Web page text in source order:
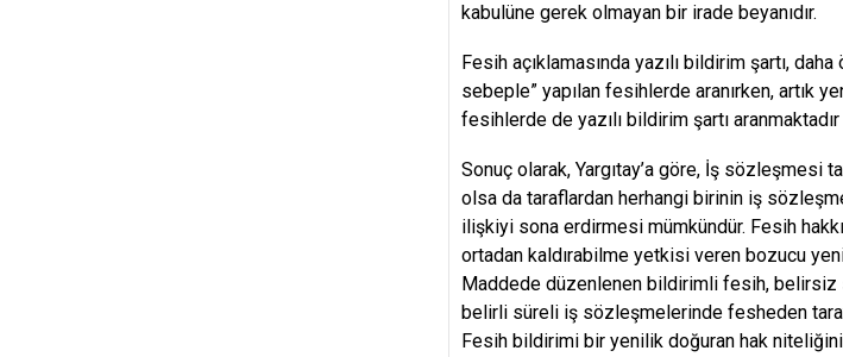
kabulüne gerek olmayan bir irade beyanıdır.
Fesih açıklamasında yazılı bildirim şartı,
sebeple” yapılan fesihlerde aranırken, artık
fesihlerde de yazılı bildirim şartı
Sonuç olarak, Yargıtay’a göre, İş
olsa da taraflardan herhangi birinin iş
ilişkiyi sona erdirmesi mümkündür. Fesih
ortadan kaldırabilme yetkisi veren bozucu
Maddede düzenlenen bildirimli fesih, belirsiz
belirli süreli iş sözleşmelerinde fesheden
Fesih bildirimi bir yenilik doğuran hak niteliğini